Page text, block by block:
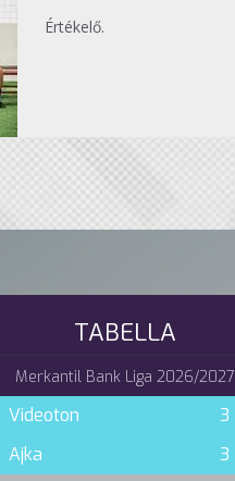
Értékelő.
TABELLA
Merkantil Bank Liga 2026/2027
Videoton
3
Ajka
3